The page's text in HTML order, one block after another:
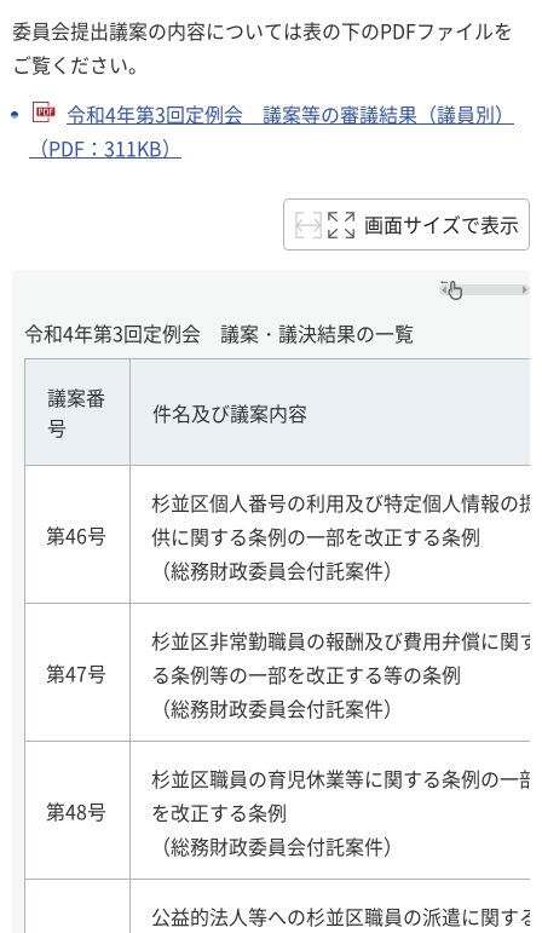
委員会提出議案の内容については表の下のPDFファイルを
ご覧ください。
令和4年第3回定例会 議案等の審議結果（議員別）
（PDF：311KB）
画面サイズで表示
令和4年第3回定例会 議案・議決結果の一覧
議案番
号
件名及び議案内容
第46号
杉並区個人番号の利用及び特定個人情報の提
供に関する条例の一部を改正する条例
（総務財政委員会付託案件）
第47号
杉並区非常勤職員の報酬及び費用弁償に関す
る条例等の一部を改正する等の条例
（総務財政委員会付託案件）
第48号
杉並区職員の育児休業等に関する条例の一部
を改正する条例
（総務財政委員会付託案件）
公益的法人等への杉並区職員の派遣に関する